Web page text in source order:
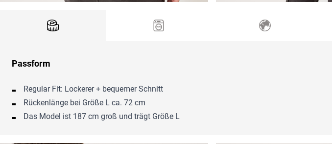
Passform
Regular Fit: Lockerer + bequemer Schnitt
Rückenlänge bei Größe L ca. 72 cm
Das Model ist 187 cm groß und trägt Größe L